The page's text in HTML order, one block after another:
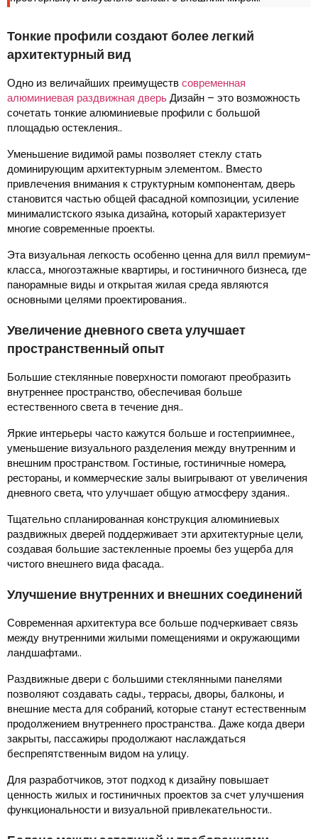
Тонкие профили создают более легкий
архитектурный вид
Одно из величайших преимуществсовременная
алюминиевая раздвижная дверьДизайн – это возможность
сочетать тонкие алюминиевые профили с большой
площадью остекления..
Уменьшение видимой рамы позволяет стеклу стать
доминирующим архитектурным элементом.. Вместо
привлечения внимания к структурным компонентам, дверь
становится частью общей фасадной композиции, усиление
минималистского языка дизайна, который характеризует
многие современные проекты.
Эта визуальная легкость особенно ценна для вилл премиум-
класса., многоэтажные квартиры, и гостиничного бизнеса, где
панорамные виды и открытая жилая среда являются
основными целями проектирования..
Увеличение дневного света улучшает
пространственный опыт
Большие стеклянные поверхности помогают преобразить
внутреннее пространство, обеспечивая больше
естественного света в течение дня..
Яркие интерьеры часто кажутся больше и гостеприимнее.,
уменьшение визуального разделения между внутренним и
внешним пространством. Гостиные, гостиничные номера,
рестораны, и коммерческие залы выигрывают от увеличения
дневного света, что улучшает общую атмосферу здания..
Тщательно спланированная конструкция алюминиевых
раздвижных дверей поддерживает эти архитектурные цели,
создавая большие застекленные проемы без ущерба для
чистого внешнего вида фасада..
Улучшение внутренних и внешних соединений
Современная архитектура все больше подчеркивает связь
между внутренними жилыми помещениями и окружающими
ландшафтами..
Раздвижные двери с большими стеклянными панелями
позволяют создавать сады., террасы, дворы, балконы, и
внешние места для собраний, которые станут естественным
продолжением внутреннего пространства.. Даже когда двери
закрыты, пассажиры продолжают наслаждаться
беспрепятственным видом на улицу.
Для разработчиков, этот подход к дизайну повышает
ценность жилых и гостиничных проектов за счет улучшения
функциональности и визуальной привлекательности..